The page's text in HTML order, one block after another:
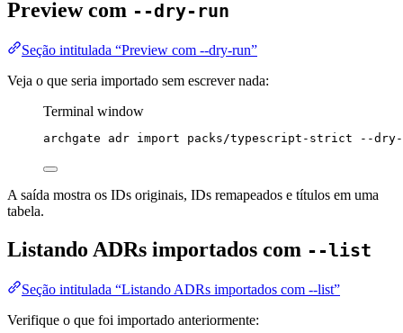
Preview com --dry-run
Seção intitulada “Preview com --dry-run”
Veja o que seria importado sem escrever nada:
Terminal window
archgate adr import packs/typescript-strict --
A saída mostra os IDs originais, IDs remapeados e títulos em uma
tabela.
Listando ADRs importados com --list
Seção intitulada “Listando ADRs importados com --list”
Verifique o que foi importado anteriormente: